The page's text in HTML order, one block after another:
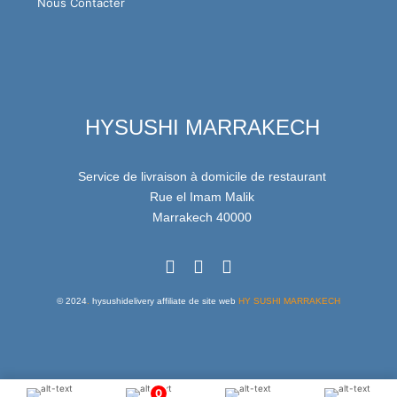
HYSUSHI MARRAKECH
Service de livraison à domicile de restaurant
Rue el Imam Malik
Marrakech 40000
© 2024 hysushidelivery affiliate de site web HY SUSHI MARRAKECH
0